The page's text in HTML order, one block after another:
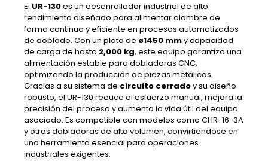
El UR-130es un desenrollador industrial de alto
rendimiento diseñado para alimentar alambre de
forma continua y eficiente en procesos automatizados
de doblado. Con un plato de ø1450 mmy capacidad
de carga de hasta 2,000 kg, este equipo garantiza una
alimentación estable para dobladoras CNC,
optimizando la producción de piezas metálicas.
Gracias a su sistema de circuito cerradoy su diseño
robusto, el UR-130 reduce el esfuerzo manual, mejora la
precisión del proceso y aumenta la vida útil del equipo
asociado. Es compatible con modelos como CHR-16-3A
y otras dobladoras de alto volumen, convirtiéndose en
una herramienta esencial para operaciones
industriales exigentes.